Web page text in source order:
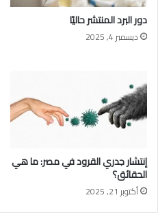
دور البرد المنتشر حاليًا
ديسمبر 4, 2025
إنتشار جدري القرود في مصر: ما هي
الحقائق؟
أكتوبر 21, 2025